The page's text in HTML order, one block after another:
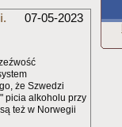
07-05-2023
że Szwedzi
picia alkoholu przy
też w Norwegii